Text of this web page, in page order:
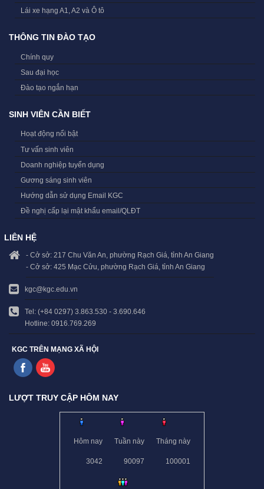
Lái xe hạng A1, A2 và Ô tô
THÔNG TIN ĐÀO TẠO
Chính quy
Sau đại học
Đào tạo ngắn hạn
SINH VIÊN CẦN BIẾT
Hoạt động nổi bật
Tư vấn sinh viên
Doanh nghiệp tuyển dụng
Gương sáng sinh viên
Hướng dẫn sử dụng Email KGC
Đề nghị cấp lại mật khẩu email/QLĐT
LIÊN HỆ
- Cở sở: 217 Chu Văn An, phường Rạch Giá, tỉnh An Giang
- Cở sở: 425 Mạc Cửu, phường Rạch Giá, tỉnh An Giang
kgc@kgc.edu.vn
Tel: (+84 0297) 3.863.530 - 3.690.646
Hotline: 0916.769.269
KGC TRÊN MẠNG XÃ HỘI
LƯỢT TRUY CẬP HÔM NAY
Hôm nay
3042
Tuần này
90097
Tháng này
100001